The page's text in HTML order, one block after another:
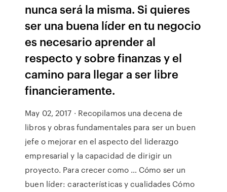
nunca será la misma. Si quieres
ser una buena líder en tu negocio
es necesario aprender al
respecto y sobre finanzas y el
camino para llegar a ser libre
financieramente.
May 02, 2017 · Recopilamos una decena de
libros y obras fundamentales para ser un buen
jefe o mejorar en el aspecto del liderazgo
empresarial y la capacidad de dirigir un
proyecto. Para crecer como … Cómo ser un
buen líder: características y cualidades Cómo